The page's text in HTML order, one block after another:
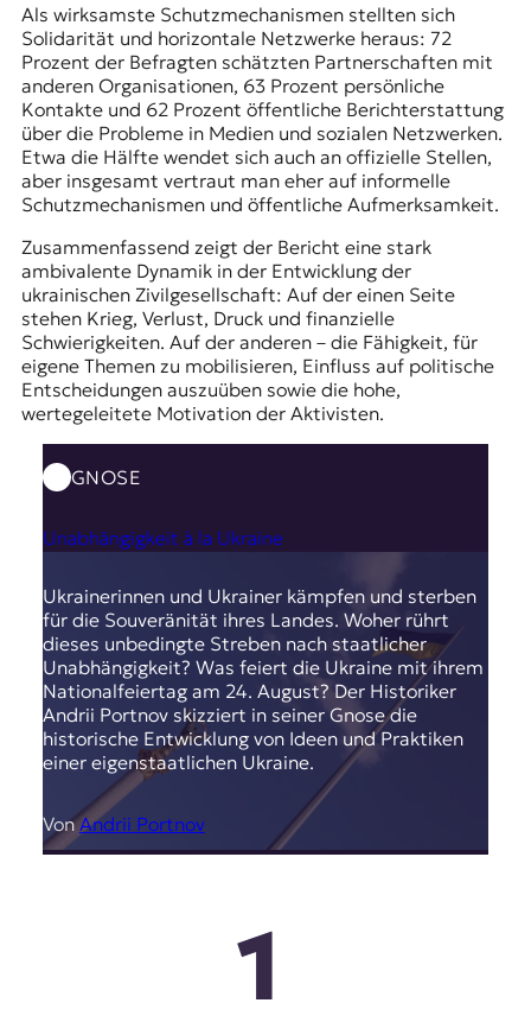
Als wirksamste Schutzmechanismen stellten sich
Solidarität und horizontale Netzwerke heraus: 72
Prozent der Befragten schätzten Partnerschaften mit
anderen Organisationen, 63 Prozent persönliche
Kontakte und 62 Prozent öffentliche Berichterstattung
über die Probleme in Medien und sozialen Netzwerken.
Etwa die Hälfte wendet sich auch an offizielle Stellen,
aber insgesamt vertraut man eher auf informelle
Schutzmechanismen und öffentliche Aufmerksamkeit.
Zusammenfassend zeigt der Bericht eine stark
ambivalente Dynamik in der Entwicklung der
ukrainischen Zivilgesellschaft: Auf der einen Seite
stehen Krieg, Verlust, Druck und finanzielle
Schwierigkeiten. Auf der anderen – die Fähigkeit, für
eigene Themen zu mobilisieren, Einfluss auf politische
Entscheidungen auszuüben sowie die hohe,
wertegeleitete Motivation der Aktivisten.
GNOSE
Unabhängigkeit à la Ukraine
Ukrainerinnen und Ukrainer kämpfen und sterben
für die Souveränität ihres Landes. Woher rührt
dieses unbedingte Streben nach staatlicher
Unabhängigkeit? Was feiert die Ukraine mit ihrem
Nationalfeiertag am 24. August? Der Historiker
Andrii Portnov skizziert in seiner Gnose die
historische Entwicklung von Ideen und Praktiken
einer eigenstaatlichen Ukraine.
VonAndrii Portnov
1